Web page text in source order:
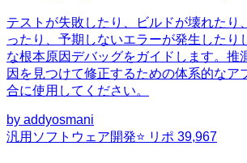
テストが失敗したり、ビルドが壊れたり
ったり、予期しないエラーが発生したり
な根本原因デバッグをガイドします。推
因を見つけて修正するための体系的なア
合に使用してください。
by addyosmani
汎用 ソフトウェア開発⭐ リポ 39,967